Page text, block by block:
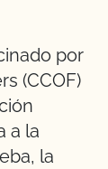
por
(CCOF)
a la
la